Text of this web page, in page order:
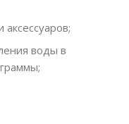
воды в